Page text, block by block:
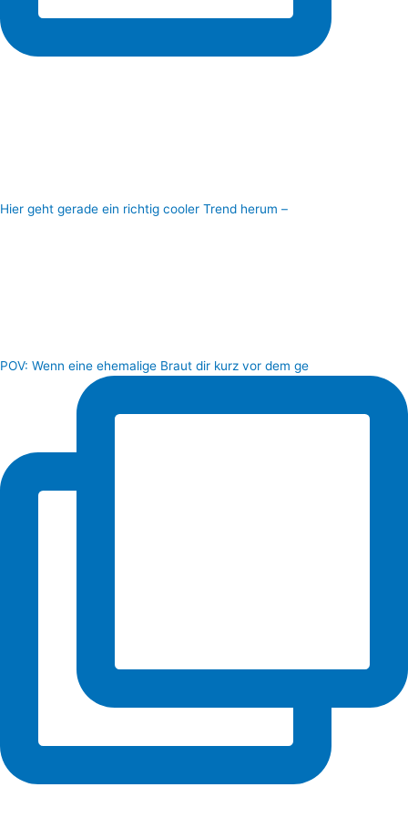
Hier geht gerade ein richtig cooler Trend herum –
POV: Wenn eine ehemalige Braut dir kurz vor dem ge